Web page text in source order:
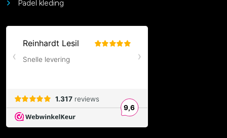
Padel kleding